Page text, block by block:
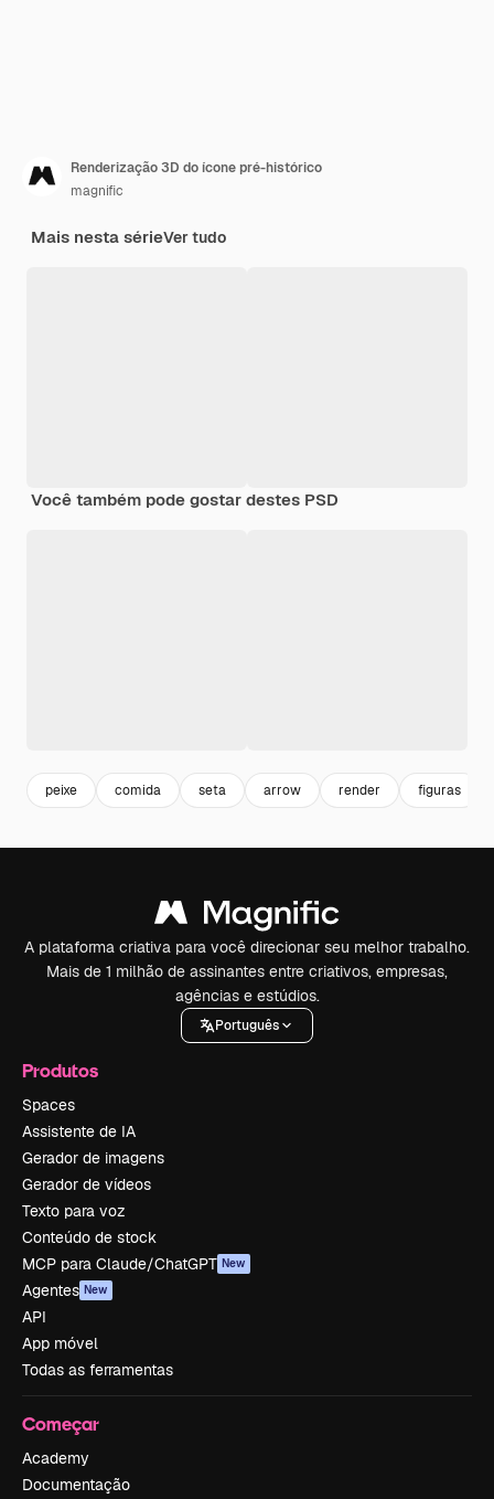
Renderização 3D do ícone pré-histórico
magnific
Mais nesta sérieVer tudo
Você também pode gostar destes PSD
peixe comida seta arrow render figuras
A plataforma criativa para você direcionar seu melhor trabalho.
Mais de 1 milhão de assinantes entre criativos, empresas,
agências e estúdios.
Português
Produtos
Spaces
Assistente de IA
Gerador de imagens
Gerador de vídeos
Texto para voz
Conteúdo de stock
MCP para Claude/ChatGPT New
Agentes New
API
App móvel
Todas as ferramentas
Começar
Academy
Documentação